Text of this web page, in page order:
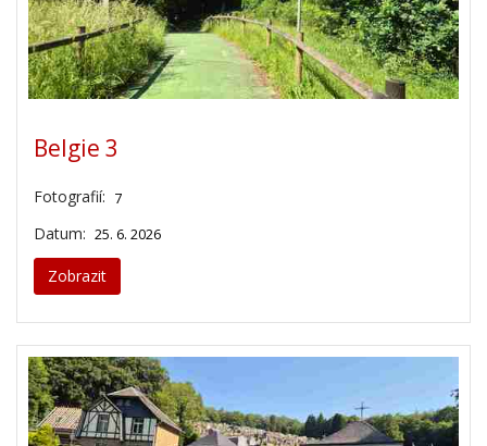
Belgie 3
Fotografií: 7
Datum: 25. 6. 2026
Zobrazit